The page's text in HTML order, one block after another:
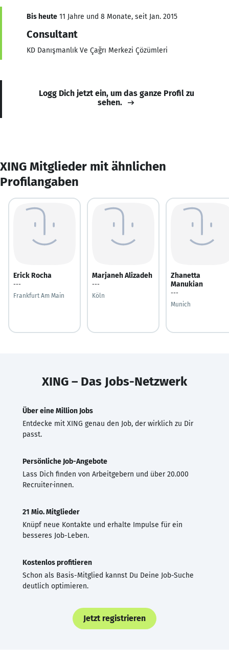
Bis heute 11 Jahre und 8 Monate, seit Jan. 2015
Consultant
KD Danışmanlık Ve Çağrı Merkezi Çözümleri
Logg Dich jetzt ein, um das ganze Profil zu
sehen.
XING Mitglieder mit ähnlichen
Profilangaben
Erick Rocha
---
Frankfurt Am Main
Marjaneh Alizadeh
---
Köln
Zhanetta
Manukian
---
Munich
XING – Das Jobs-Netzwerk
Über eine Million Jobs
Entdecke mit XING genau den Job, der wirklich zu Dir
passt.
Persönliche Job-Angebote
Lass Dich finden von Arbeitgebern und über 20.000
Recruiter·innen.
21 Mio. Mitglieder
Knüpf neue Kontakte und erhalte Impulse für ein
besseres Job-Leben.
Kostenlos profitieren
Schon als Basis-Mitglied kannst Du Deine Job-Suche
deutlich optimieren.
Jetzt registrieren